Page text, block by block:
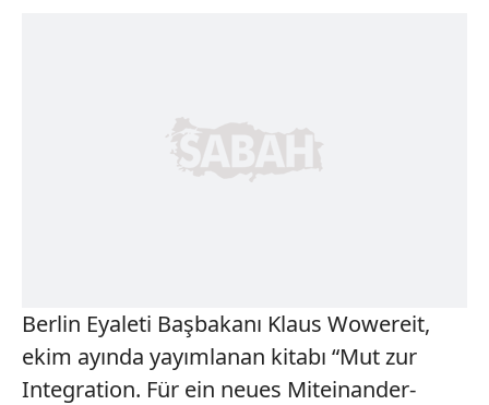
Berlin Eyaleti Başbakanı Klaus Wowereit,
ekim ayında yayımlanan kitabı “Mut zur
Integration. Für ein neues Miteinander-